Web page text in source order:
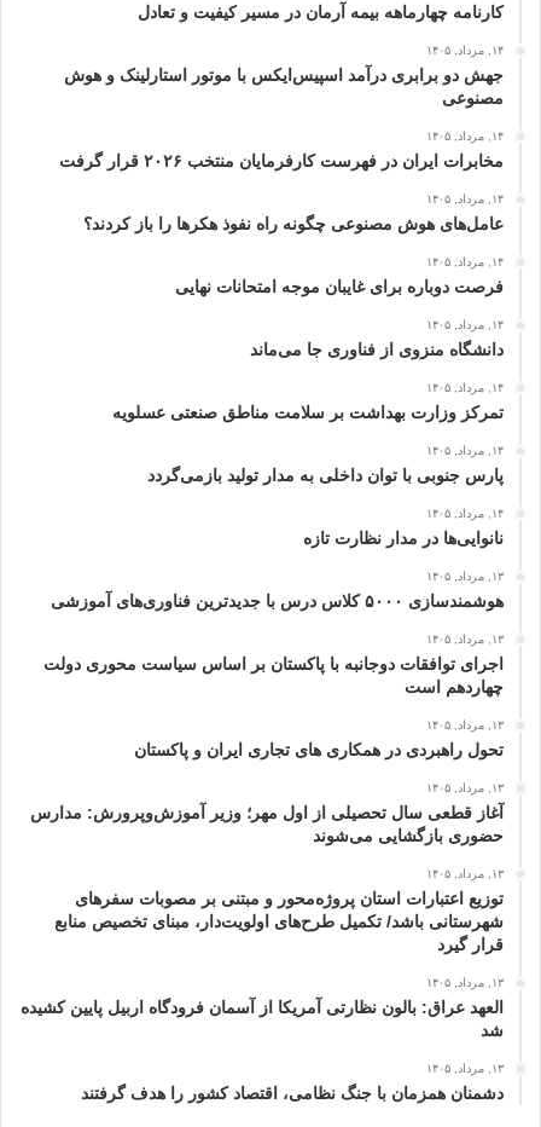
کارنامه چهارماهه بیمه آرمان در مسیر کیفیت و تعادل
۱۴, مرداد, ۱۴۰۵
جهش دو برابری درآمد اسپیس‌ایکس با موتور استارلینک و هوش
مصنوعی
۱۴, مرداد, ۱۴۰۵
مخابرات ایران در فهرست کارفرمایان منتخب ۲۰۲۶ قرار گرفت
۱۴, مرداد, ۱۴۰۵
عامل‌های هوش مصنوعی چگونه راه نفوذ هکرها را باز کردند؟
۱۴, مرداد, ۱۴۰۵
فرصت دوباره برای غایبان موجه امتحانات نهایی
۱۴, مرداد, ۱۴۰۵
دانشگاه منزوی از فناوری جا می‌ماند
۱۴, مرداد, ۱۴۰۵
تمرکز وزارت بهداشت بر سلامت مناطق صنعتی عسلویه
۱۴, مرداد, ۱۴۰۵
پارس جنوبی با توان داخلی به مدار تولید بازمی‌گردد
۱۴, مرداد, ۱۴۰۵
نانوایی‌ها در مدار نظارت تازه
۱۳, مرداد, ۱۴۰۵
هوشمندسازی ۵۰۰۰ کلاس درس با جدیدترین فناوری‌های آموزشی
۱۳, مرداد, ۱۴۰۵
اجرای توافقات دوجانبه با پاکستان بر اساس سیاست محوری دولت
چهاردهم است
۱۳, مرداد, ۱۴۰۵
تحول راهبردی در همکاری های تجاری ایران و پاکستان
۱۳, مرداد, ۱۴۰۵
آغاز قطعی سال تحصیلی از اول مهر؛ وزیر آموزش‌وپرورش: مدارس
حضوری بازگشایی می‌شوند
۱۳, مرداد, ۱۴۰۵
توزیع اعتبارات استان پروژه‌محور و مبتنی بر مصوبات سفرهای
شهرستانی باشد/ تکمیل طرح‌های اولویت‌دار، مبنای تخصیص منابع
قرار گیرد
۱۳, مرداد, ۱۴۰۵
العهد عراق: بالون نظارتی آمریکا از آسمان فرودگاه اربیل پایین کشیده
شد
۱۳, مرداد, ۱۴۰۵
دشمنان همزمان با جنگ نظامی، اقتصاد کشور را هدف گرفتند